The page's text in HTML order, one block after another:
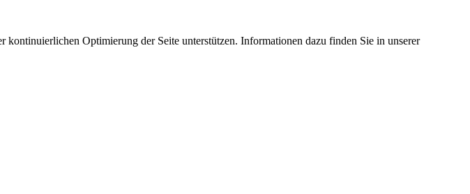
Optimierung der Seite unterstützen. Informationen dazu finden Sie in unserer